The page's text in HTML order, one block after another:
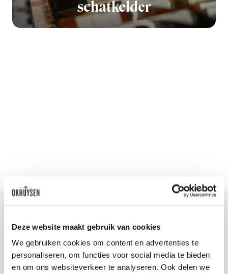
Deze website maakt gebruik van cookies
We gebruiken cookies om content en advertenties te
personaliseren, om functies voor social media te bieden
en om ons websiteverkeer te analyseren. Ook delen we
schatkelder
Blijf op de hoogte
Ontvang het laatste wijnnieuws, proeverijen en
evenementen